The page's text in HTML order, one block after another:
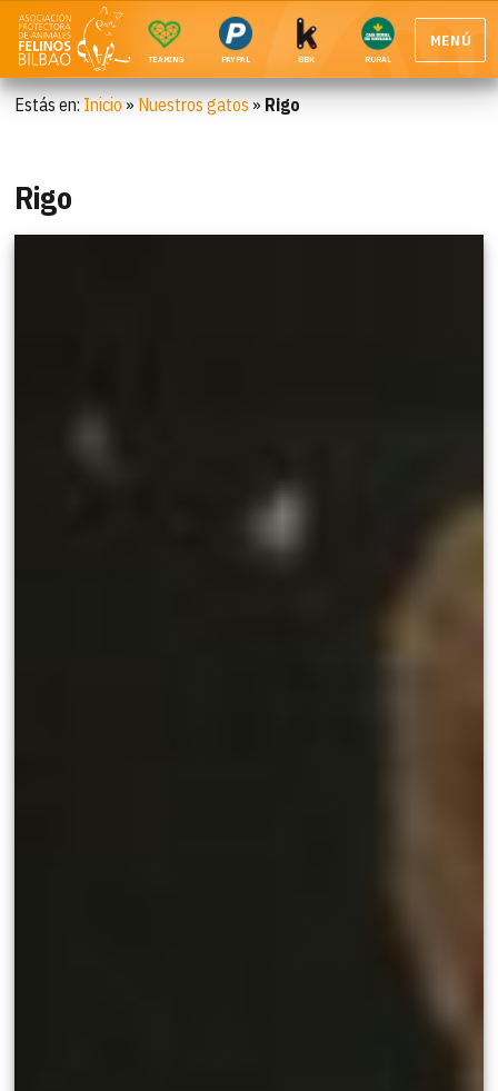
TEAMING PAYPAL BBK RURAL
MENÚ
Estás en: Inicio » Nuestros gatos » Rigo
Rigo